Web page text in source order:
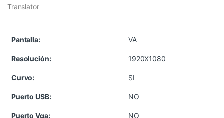
Translator
Pantalla: VA
Resolución: 1920X1080
Curvo: SI
Puerto USB: NO
Puerto Vga: NO